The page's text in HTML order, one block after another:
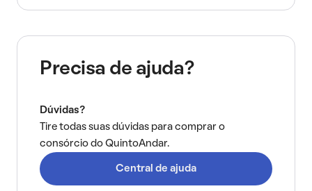
Precisa de ajuda?
Dúvidas?
Tire todas suas dúvidas para comprar o
consórcio do QuintoAndar.
Central de ajuda